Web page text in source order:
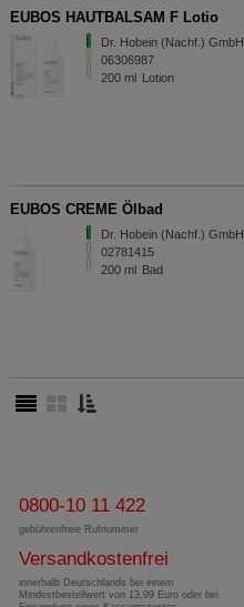
EUBOS HAUTBALSAM F Lotio
Dr. Hobein (Nachf.) GmbH
06306987
200 ml Lotion
EUBOS CREME Ölbad
Dr. Hobein (Nachf.) GmbH
02781415
200 ml Bad
0800-10 11 422
gebührenfreie Rufnummer
Versandkostenfrei
innerhalb Deutschlands bei einem
Mindestbestellwert von 13,99 Euro oder bei